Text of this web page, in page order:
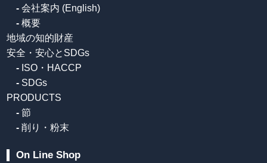
- 会社案内 (English)
- 概要
地域の知的財産
安全・安心とSDGs
- ISO・HACCP
- SDGs
PRODUCTS
- 節
- 削り・粉末
On Line Shop